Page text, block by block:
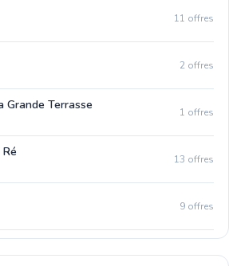
11 offres
2 offres
Grande Terrasse 1 offres
13 offres
9 offres